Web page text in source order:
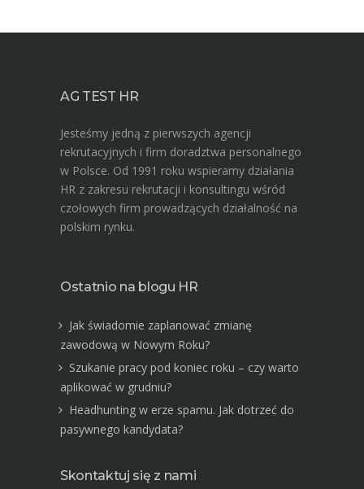
AG TEST HR
Jesteśmy jedną z pierwszych agencji
rekrutacyjnych i firm doradztwa personalnego
w Polsce. Od 1991 roku wspieramy działania
HR z zakresu rekrutacji i konsultingu wśród
czołowych firm prowadzących działalność na
polskim rynku.
Ostatnio na blogu HR
Jak świadomie zaplanować zmianę
zawodową w Nowym Roku?
Szukanie pracy pod koniec roku – czy warto
aplikować w grudniu?
Headhunting w erze spamu. Jak dotrzeć do
pasywnego kandydata?
Skontaktuj się z nami